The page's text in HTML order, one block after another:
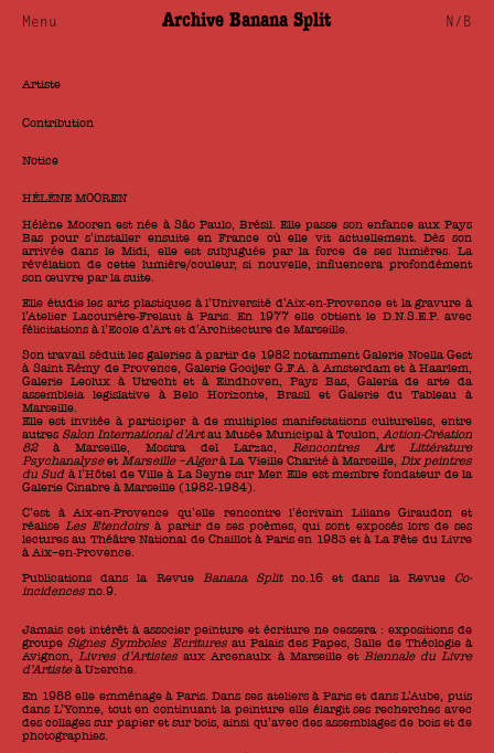
Menu N/B
Archive Banana Split
Artiste
Contribution
Notice
HÉLÈNE MOOREN
Hélène Mooren est née à Sâo Paulo, Brésil. Elle passe son enfance aux Pays
Bas pour s’installer ensuite en France où elle vit actuellement. Dès son
arrivée dans le Midi, elle est subjuguée par la force de ses lumières. La
révélation de cette lumière/couleur, si nouvelle, influencera profondément
son œuvre par la suite.
Elle étudie les arts plastiques à l’Université d’Aix-en-Provence et la gravure à
l’Atelier Lacourière-Frelaut à Paris. En 1977 elle obtient le D.N.S.E.P. avec
félicitations à l’Ecole d’Art et d’Architecture de Marseille.
Son travail séduit les galeries à partir de 1982 notamment Galerie Noella Gest
à Saint Rémy de Provence, Galerie Gooijer G.F.A. à Amsterdam et à Haarlem,
Galerie Leolux à Utrecht et à Eindhoven, Pays Bas, Galeria de arte da
assembleia legislative à Belo Horizonte, Brasil et Galerie du Tableau à
Marseille.
Elle est invitée à participer à de multiples manifestations culturelles, entre
autres Salon International d’Artau Musée Municipal à Toulon, Action-Création
82à Marseille, Mostra del Larzac, Rencontres Art Littérature
PsychanalyseetMarseille –Algerà La Vieille Charité à Marseille, Dix peintres
du Sudà l’Hôtel de Ville à La Seyne sur Mer. Elle est membre fondateur de la
Galerie Cinabre à Marseille (1982-1984).
C’est à Aix-en-Provence qu’elle rencontre l’écrivain Liliane Giraudon et
réaliseLes Etendoirs à partir de ses poèmes, qui sont exposés lors de ses
lectures au Théâtre National de Chaillot à Paris en 1983 et à La Fête du Livre
à Aix–en-Provence.
Publications dans la Revue Banana Splitno.16 et dans la Revue Co-
incidences no.9.
Jamais cet intérêt à associer peinture et écriture ne cessera : expositions de
groupeSignes Symboles Ecrituresau Palais des Papes, Salle de Théologie à
Avignon,Livres d’Artistes aux Arcenaulx à Marseille et Biennale du Livre
d’Artisteà Uzerche.
En 1988 elle emménage à Paris. Dans ses ateliers à Paris et dans L’Aube, puis
dans L’Yonne, tout en continuant la peinture elle élargit ses recherches avec
des collages sur papier et sur bois, ainsi qu’avec des assemblages de bois et de
photographies.